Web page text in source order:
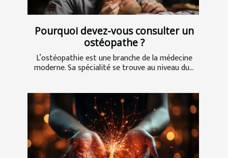
Pourquoi devez-vous consulter un
ostéopathe ?
L’ostéopathie est une branche de la médecine
moderne. Sa spécialité se trouve au niveau du...